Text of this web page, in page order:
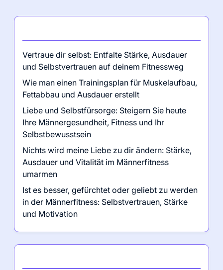
Vertraue dir selbst: Entfalte Stärke, Ausdauer
und Selbstvertrauen auf deinem Fitnessweg
Wie man einen Trainingsplan für Muskelaufbau,
Fettabbau und Ausdauer erstellt
Liebe und Selbstfürsorge: Steigern Sie heute
Ihre Männergesundheit, Fitness und Ihr
Selbstbewusstsein
Nichts wird meine Liebe zu dir ändern: Stärke,
Ausdauer und Vitalität im Männerfitness
umarmen
Ist es besser, gefürchtet oder geliebt zu werden
in der Männerfitness: Selbstvertrauen, Stärke
und Motivation